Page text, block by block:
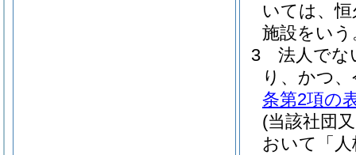
いては、
施設をいう
3
法人でな
り、かつ
条第2項の
(当該社団
おいて「